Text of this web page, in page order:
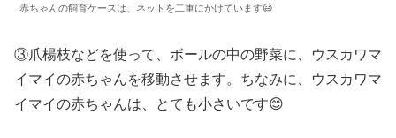
赤ちゃんの飼育ケースは、ネットを二重にかけています😃
③爪楊枝などを使って、ボールの中の野菜に、ウスカワマ
イマイの赤ちゃんを移動させます。ちなみに、ウスカワマ
イマイの赤ちゃんは、とても小さいです😊